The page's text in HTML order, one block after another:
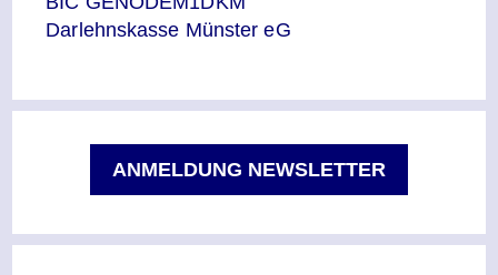
Darlehnskasse Münster eG
ANMELDUNG NEWSLETTER